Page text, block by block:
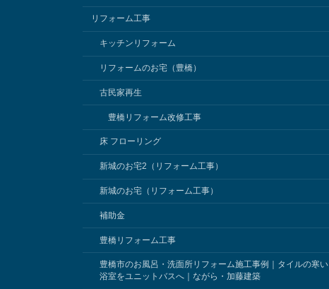
リフォーム工事
キッチンリフォーム
リフォームのお宅（豊橋）
古民家再生
豊橋リフォーム改修工事
床 フローリング
新城のお宅2（リフォーム工事）
新城のお宅（リフォーム工事）
補助金
豊橋リフォーム工事
豊橋市のお風呂・洗面所リフォーム施工事例｜タイルの寒い
浴室をユニットバスへ｜ながら・加藤建築